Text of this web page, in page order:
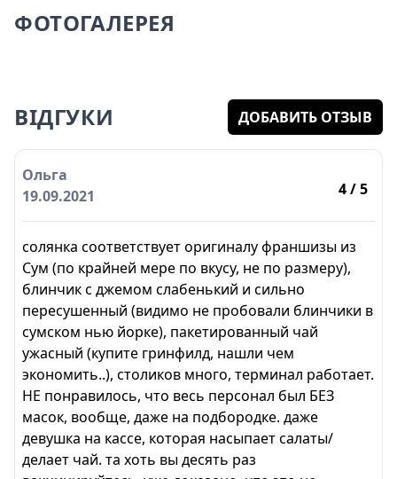
ФОТОГАЛЕРЕЯ
ВІДГУКИ ДОБАВИТЬ ОТЗЫВ
Ольга
19.09.2021
4/ 5
солянка соответствует оригиналу франшизы из
Сум (по крайней мере по вкусу, не по размеру),
блинчик с джемом слабенький и сильно
пересушенный (видимо не пробовали блинчики в
сумском нью йорке), пакетированный чай
ужасный (купите гринфилд, нашли чем
экономить..), столиков много, терминал работает.
НЕ понравилось, что весь персонал был БЕЗ
масок, вообще, даже на подбородке. даже
девушка на кассе, которая насыпает салаты/
делает чай. та хоть вы десять раз